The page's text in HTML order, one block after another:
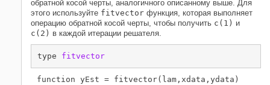
обратной косой черты, аналогичного описанному выше. Для
этого используйте fitvector функция, которая выполняет
операцию обратной косой черты, чтобы получить c(1) и
c(2) в каждой итерации решателя.
type fitvector
function yEst = fitvector(lam,xdata,ydata)